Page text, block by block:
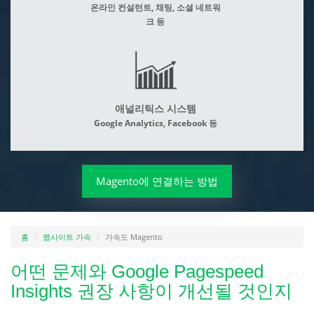
온라인 컨설턴트, 채팅, 소셜 네트워
크 등
애널리틱스 시스템
Google Analytics, Facebook 등
Magento에 연결하는 방법
홈 웹사이트 가속 가속도 Magento
어떤 문제와 Google Pagespeed
Insights 권장 사항이 개선될 것인지